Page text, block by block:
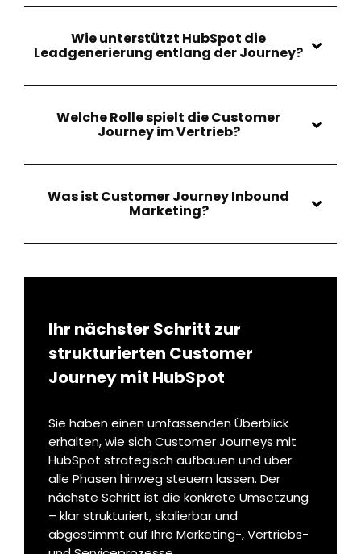
Wie unterstützt HubSpot die
Leadgenerierung entlang der Journey?
Welche Rolle spielt die Customer
Journey im Vertrieb?
Was ist Customer Journey Inbound
Marketing?
Ihr nächster Schritt zur
strukturierten Customer
Journey mit HubSpot
Sie haben einen umfassenden Überblick
erhalten, wie sich Customer Journeys mit
HubSpot strategisch aufbauen und über
alle Phasen hinweg steuern lassen. Der
nächste Schritt ist die konkrete Umsetzung
– klar strukturiert, skalierbar und
abgestimmt auf Ihre Marketing-, Vertriebs-